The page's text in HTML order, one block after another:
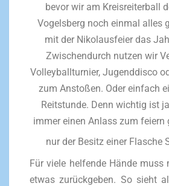
bevor wir am Kreisreiterball
Vogelsberg noch einmal alles
mit der Nikolausfeier das
Zwischendurch nutzen wir
Volleyballturnier, Jugenddisco
zum Anstoßen. Oder einfach
Reitstunde. Denn wichtig ist
immer einen Anlass zum feiern
nur der Besitz einer Flasche
Für viele helfende Hände muss
etwas zurückgeben. So sieht